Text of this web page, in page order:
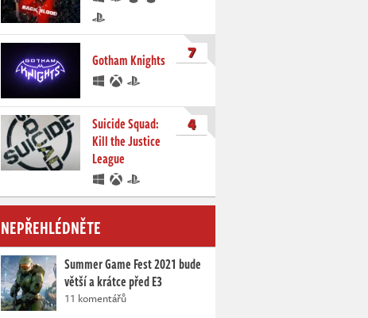
Gotham Knights 7
Suicide Squad:
Kill the Justice
League
4
NEPŘEHLÉDNĚTE
Summer Game Fest 2021 bude
větší a krátce před E3
11 komentářů